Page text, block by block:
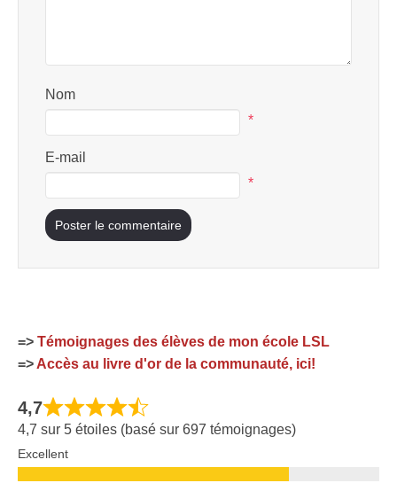
Nom
*
E-mail
*
=> Témoignages des élèves de mon école LSL
=> Accès au livre d'or de la communauté, ici!
4,7
4,7 sur 5 étoiles (basé sur 697 témoignages)
Excellent